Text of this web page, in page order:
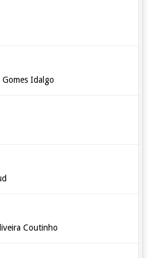
Gomes Idalgo
Coutinho